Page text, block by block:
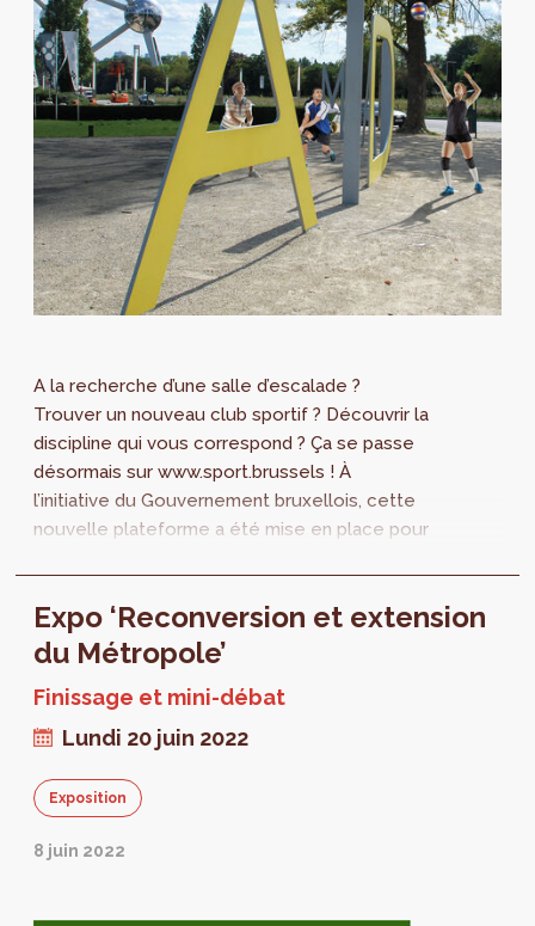
A la recherche d’une salle d’escalade ?
Trouver un nouveau club sportif ? Découvrir la
discipline qui vous correspond ? Ça se passe
désormais sur www.sport.brussels ! À
l’initiative du Gouvernement bruxellois, cette
nouvelle plateforme a été mise en place pour
Expo ‘Reconversion et extension
du Métropole’
Finissage et mini-débat
Lundi 20 juin 2022
Exposition
8 juin 2022